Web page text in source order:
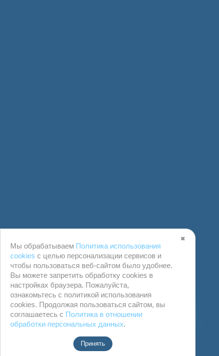
✖
Мы обрабатываем Политика использования
cookies с целью персонализации сервисов и
чтобы пользоваться веб-сайтом было удобнее.
Вы можете запретить обработку сookies в
настройках браузера. Пожалуйста,
ознакомьтесь с политикой использования
cookies. Продолжая пользоваться сайтом, вы
соглашаетесь с Политика в отношении
обработки персональных данных.
Принять